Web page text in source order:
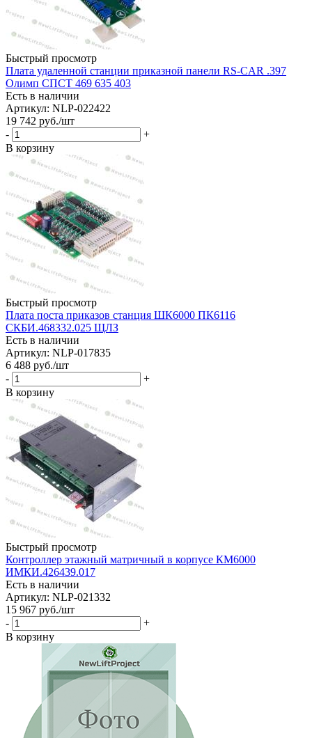
Быстрый просмотр
Плата удаленной станции приказной панели RS-CAR .397
Олимп СПСТ 469 635 403
Есть в наличии
Артикул: NLP-022422
19 742 руб./шт
-
+
В корзину
Быстрый просмотр
Плата поста приказов станция ШК6000 ПК6116
СКБИ.468332.025 ЩЛЗ
Есть в наличии
Артикул: NLP-017835
6 488 руб./шт
-
+
В корзину
Быстрый просмотр
Контроллер этажный матричный в корпусе КМ6000
ИМКИ.426439.017
Есть в наличии
Артикул: NLP-021332
15 967 руб./шт
-
+
В корзину